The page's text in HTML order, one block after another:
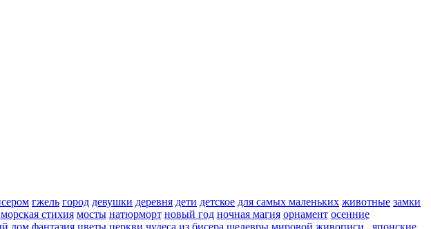
гжель город девушки деревня дети детское для самых маленьких животные замки
морская стихия мосты натюрморт новый год ночная магия орнамент осенние
дом фантазия цветы церкви чудеса из бисера шедевры мировой живописи японские